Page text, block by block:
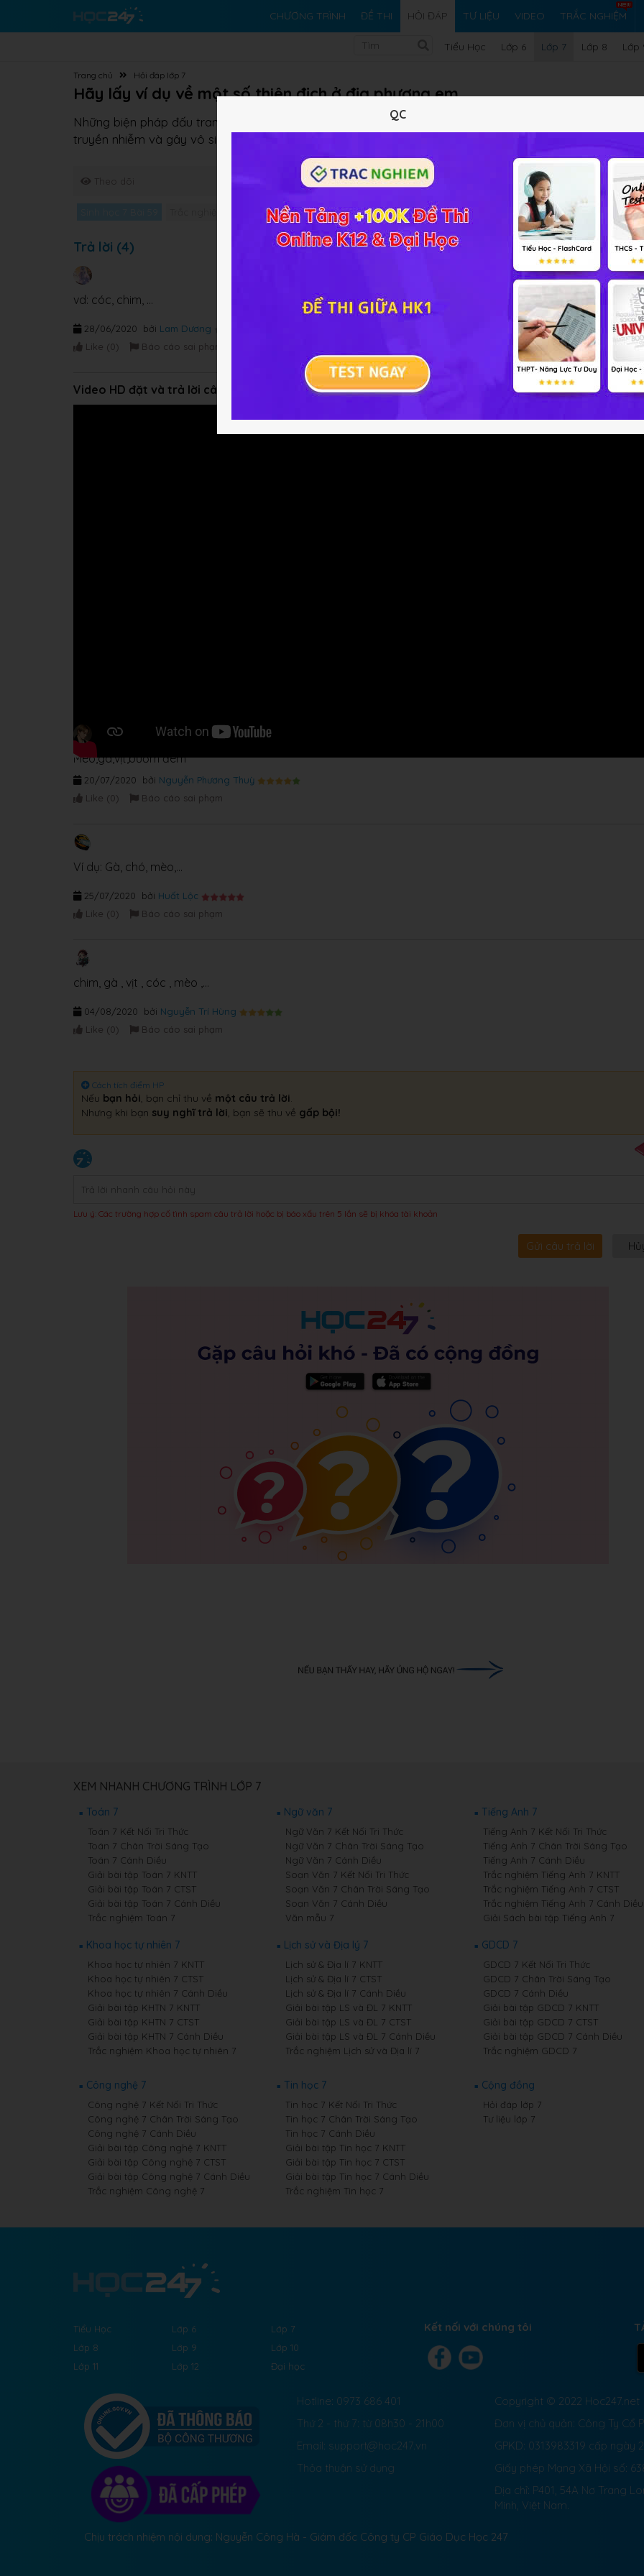
CHƯƠNG TRÌNH ĐỀ THI HỎI ĐÁP TƯ LIỆU VIDEO TRẮC NGHIỆM
Tiểu Học Lớp 6 Lớp 7 Lớp 8 Lớp
Trang chủ Hỏi đáp lớp 7
Hãy lấy ví dụ về một số thiên địch ở địa phương em
Những biện pháp đấu tranh sinh học gồm sử dụng thiên địch sinh vật tiêu diệt sinh vật có hại gây bệnh
truyền nhiễm và gây vô sinh ở động vật gây hại nhằm hạn chế tác động gây hại của sinh vật gây hại
Theo dõi Vi
Trắc nghiệm Sinh học 7 Bài 59 Giải bài tập Sinh học 7 Bài 59
Trả lời (4)
vd: cóc, chim, ...
bởi Lam Dương
28/06/2020
Like (0) Báo cáo sai phạm
Video HD đặt và trả lời câu hỏi - Tích lũy điểm thưởng
Mèo,gà,vịt,bướm đêm
bởi Nguyễn Phương Thuỳ
20/07/2020
Like (0) Báo cáo sai phạm
Ví dụ: Gà, chó, mèo,...
bởi Huất Lộc
25/07/2020
Like (0) Báo cáo sai phạm
chim, gà , vịt , cóc , mèo ,...
bởi Nguyễn Trí Hùng
04/08/2020
Like (0) Báo cáo sai phạm
Cách tích điểm HP
Nếu bạn hỏi, bạn chỉ thu về một câu trả lời.
Nhưng khi bạn suy nghĩ trả lời, bạn sẽ thu về gấp bội!
Lưu ý: Các trường hợp cố tình spam câu trả lời hoặc bị báo xấu trên 5 lần sẽ bị khóa tài khoản
Gửi câu trả lời
XEM NHANH CHƯƠNG TRÌNH LỚP 7
Toán 7
Toán 7 Kết Nối Tri Thức
Toán 7 Chân Trời Sáng Tạo
Toán 7 Cánh Diều
Giải bài tập Toán 7 KNTT
Giải bài tập Toán 7 CTST
Giải bài tập Toán 7 Cánh Diều
Trắc nghiệm Toán 7
Ngữ văn 7
Ngữ Văn 7 Kết Nối Tri Thức
Ngữ Văn 7 Chân Trời Sáng Tạo
Ngữ Văn 7 Cánh Diều
Soạn Văn 7 Kết Nối Tri Thức
Soạn Văn 7 Chân Trời Sáng Tạo
Soạn Văn 7 Cánh Diều
Văn mẫu 7
Tiếng Anh 7
Tiếng Anh 7 Kết Nối Tri Thức
Tiếng Anh 7 Chân Trời Sáng Tạo
Tiếng Anh 7 Cánh Diều
Trắc nghiệm Tiếng Anh 7 KNTT
Trắc nghiệm Tiếng Anh 7 CTST
Trắc nghiệm Tiếng Anh 7 Cánh Diều
Giải Sách bài tập Tiếng Anh 7
Khoa học tự nhiên 7
Khoa học tự nhiên 7 KNTT
Khoa học tự nhiên 7 CTST
Khoa học tự nhiên 7 Cánh Diều
Giải bài tập KHTN 7 KNTT
Giải bài tập KHTN 7 CTST
Giải bài tập KHTN 7 Cánh Diều
Trắc nghiệm Khoa học tự nhiên 7
Lịch sử và Địa lý 7
Lịch sử & Địa lí 7 KNTT
Lịch sử & Địa lí 7 CTST
Lịch sử & Địa lí 7 Cánh Diều
Giải bài tập LS và ĐL 7 KNTT
Giải bài tập LS và ĐL 7 CTST
Giải bài tập LS và ĐL 7 Cánh Diều
Trắc nghiệm Lịch sử và Địa lí 7
GDCD 7
GDCD 7 Kết Nối Tri Thức
GDCD 7 Chân Trời Sáng Tạo
GDCD 7 Cánh Diều
Giải bài tập GDCD 7 KNTT
Giải bài tập GDCD 7 CTST
Giải bài tập GDCD 7 Cánh Diều
Trắc nghiệm GDCD 7
Công nghệ 7
Công nghệ 7 Kết Nối Tri Thức
Công nghệ 7 Chân Trời Sáng Tạo
Công nghệ 7 Cánh Diều
Giải bài tập Công nghệ 7 KNTT
Giải bài tập Công nghệ 7 CTST
Giải bài tập Công nghệ 7 Cánh Diều
Trắc nghiệm Công nghệ 7
Tin học 7
Tin học 7 Kết Nối Tri Thức
Tin học 7 Chân Trời Sáng Tạo
Tin học 7 Cánh Diều
Giải bài tập Tin học 7 KNTT
Giải bài tập Tin học 7 CTST
Giải bài tập Tin học 7 Cánh Diều
Trắc nghiệm Tin học 7
Cộng đồng
Hỏi đáp lớp 7
Tư liệu lớp 7
Tiểu Học Lớp 6
Lớp 7
Lớp 8
Lớp 9
Lớp 10
Lớp 11
Lớp 12 Đại học
Kết nối với chúng tôi
Hotline: 0973 686 401
Thứ 2 - thứ 7: từ 08h30 - 21h00
Email: support@hoc247.vn
Thỏa thuận sử dụng
Copyright © 2022 Hoc247.net
Đơn vị chủ quản: Công Ty Cổ
GPKD: 0313983319 cấp ngày
Giấy phép Mạng Xã Hội số:
Địa chỉ: P401, 54A Nơ Trang
Minh, Việt Nam.
Chịu trách nhiệm nội dung: Nguyễn Công Hà - Giám đốc Công ty CP Giáo Dục Học 247
QC